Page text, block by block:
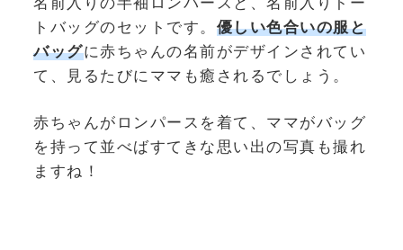
トバッグのセットです。 優しい色合いの服と
バッグに赤ちゃんの名前がデザインされてい
て、見るたびにママも癒されるでしょう。
赤ちゃんがロンパースを着て、ママがバッグ
を持って並べばすてきな思い出の写真も撮れ
ますね！